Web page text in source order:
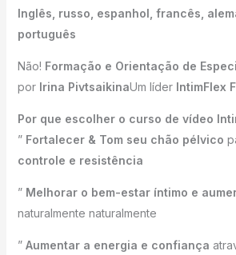
Inglês, russo, espanhol, francês,
português
Não! Formação e Orientação de
por Irina PivtsaikinaUm líder IntimFlex
Por que escolher o curso de vídeo
” Fortalecer & Tom seu chão pélvico
controle e resistência
” Melhorar o bem-estar íntimo e
naturalmente naturalmente
” Aumentar a energia e confiança